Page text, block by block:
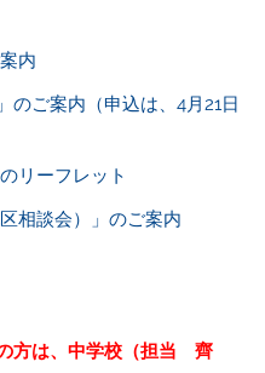
内
ご案内（申込は、4月21日
リーフレット
相談会）」のご案内
方は、中学校（担当 齊